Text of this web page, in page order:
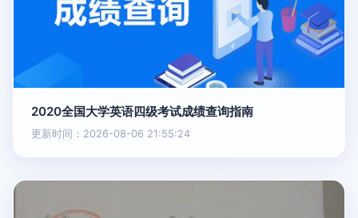
2020全国大学英语四级考试成绩查询指南
更新时间：2026-08-06 21:55:24